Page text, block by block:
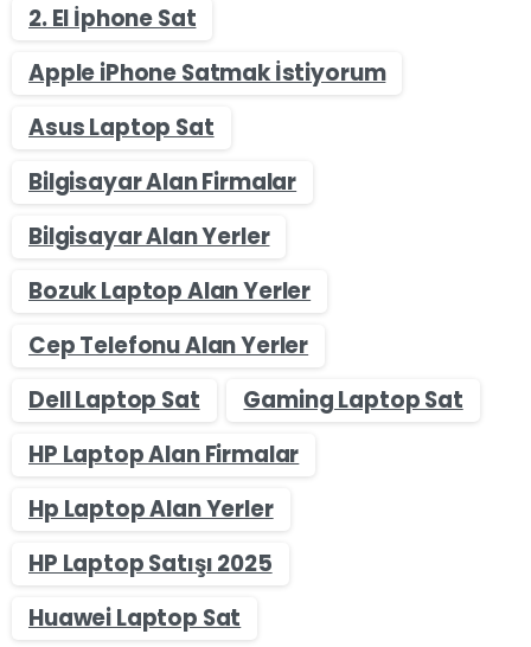
2. El İphone Sat
Apple iPhone Satmak İstiyorum
Asus Laptop Sat
Bilgisayar Alan Firmalar
Bilgisayar Alan Yerler
Bozuk Laptop Alan Yerler
Cep Telefonu Alan Yerler
Dell Laptop Sat
Gaming Laptop Sat
HP Laptop Alan Firmalar
Hp Laptop Alan Yerler
HP Laptop Satışı 2025
Huawei Laptop Sat